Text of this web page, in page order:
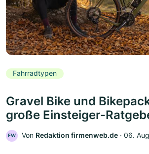
Fahrradtypen
Gravel Bike und
große Einsteiger-
FW Von Redaktion firmenweb.de ‧ 06.